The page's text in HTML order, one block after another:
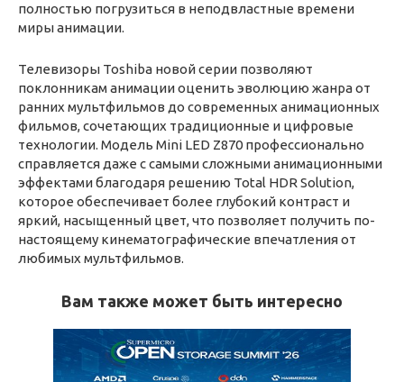
полностью погрузиться в неподвластные времени
миры анимации.
Телевизоры Toshiba новой серии позволяют
поклонникам анимации оценить эволюцию жанра от
ранних мультфильмов до современных анимационных
фильмов, сочетающих традиционные и цифровые
технологии. Модель Mini LED Z870 профессионально
справляется даже с самыми сложными анимационными
эффектами благодаря решению Total HDR Solution,
которое обеспечивает более глубокий контраст и
яркий, насыщенный цвет, что позволяет получить по-
настоящему кинематографические впечатления от
любимых мультфильмов.
Вам также может быть интересно